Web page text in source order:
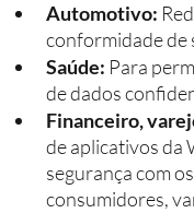
Automotivo:
conformidade de
Saúde: Para
de dados
Financeiro,
de aplicativos da
segurança com
consumidores,